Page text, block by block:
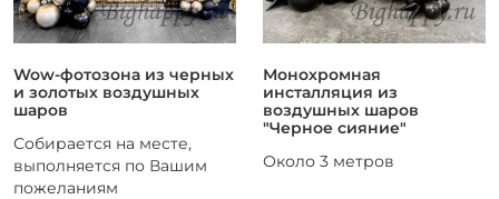
Wow-фотозона из черных
и золотых воздушных
шаров
Собирается на месте,
выполняется по Вашим
пожеланиям
Монохромная
инсталляция из
воздушных шаров
"Черное сияние"
Около 3 метров